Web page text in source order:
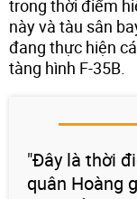
trong thời điểm
này và tàu sân
đang thực hiện
tàng hình F-35B.
"Đây là thời
quân Hoàng